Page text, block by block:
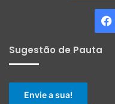
Sugestão de Pauta
Envie a sua!